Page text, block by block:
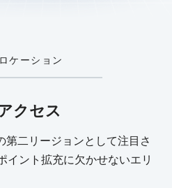
ロケーション
クセス
第二リージョンとして注目さ
イント拡充に欠かせないエリ